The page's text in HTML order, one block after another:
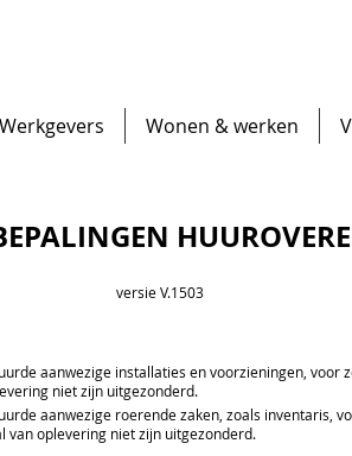
Werkgevers Wonen & werken
versie V.1503
aanwezige installaties en voorzieningen, voor
niet zijn uitgezonderd.
aanwezige roerende zaken, zoals inventaris,
oplevering niet zijn uitgezonderd.